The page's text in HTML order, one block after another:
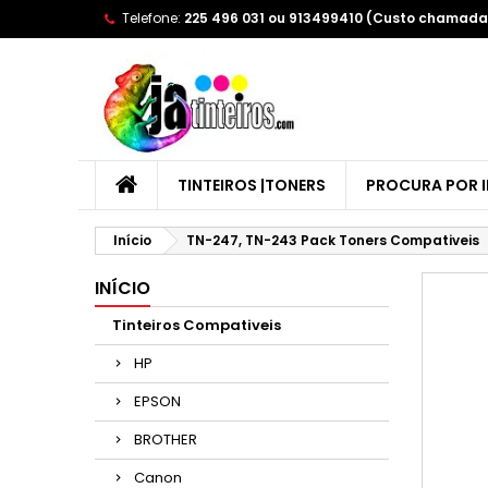
Telefone: 225 496 031 ou 913499410 (Custo
TINTEIROS |TONERS PROCURA POR
Início TN-247, TN-243 Pack Toners Compativeis
INÍCIO
Tinteiros Compativeis
HP
EPSON
BROTHER
Canon